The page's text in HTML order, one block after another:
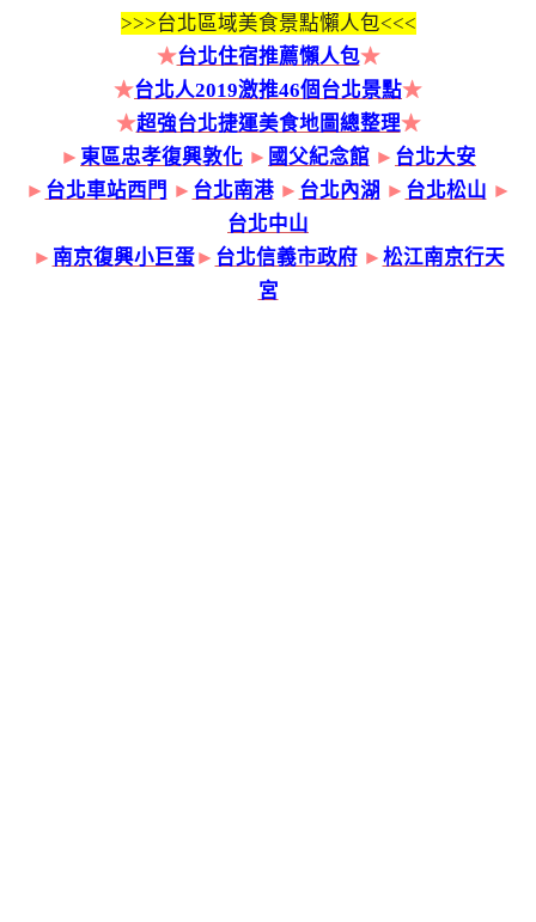
>>>台北區域美食景點懶人包<<<
★台北住宿推薦懶人包★
★台北人2019激推46個台北景點★
★超強台北捷運美食地圖總整理★
► 東區忠孝復興敦化 ► 國父紀念館 ► 台北大安
► 台北車站西門 ► 台北南港 ► 台北內湖 ► 台北松山 ►
台北中山
► 南京復興小巨蛋► 台北信義市政府► 松江南京行天
宮